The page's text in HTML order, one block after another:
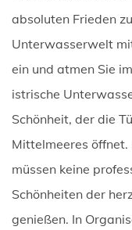
absoluten Frieden
Unterwasserwelt
ein und atmen Sie
istrische
Schönheit, der die
Mittelmeeres öffnet.
müssen keine
Schönheiten der
genießen. In